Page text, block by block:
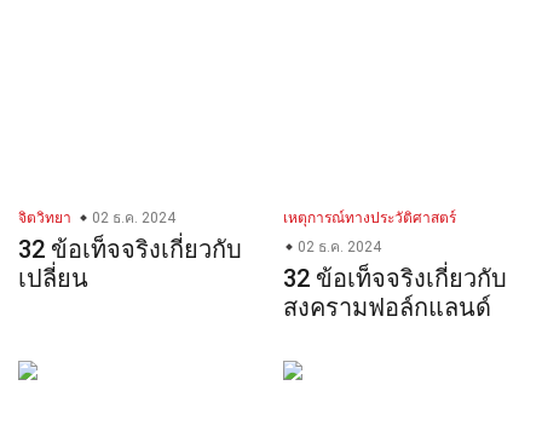
จิตวิทยา 02 ธ.ค. 2024
32 ข้อเท็จจริงเกี่ยวกับ
เปลี่ยน
เหตุการณ์ทางประวัติศาสตร์
02 ธ.ค. 2024
32 ข้อเท็จจริงเกี่ยวกับ
สงครามฟอล์กแลนด์